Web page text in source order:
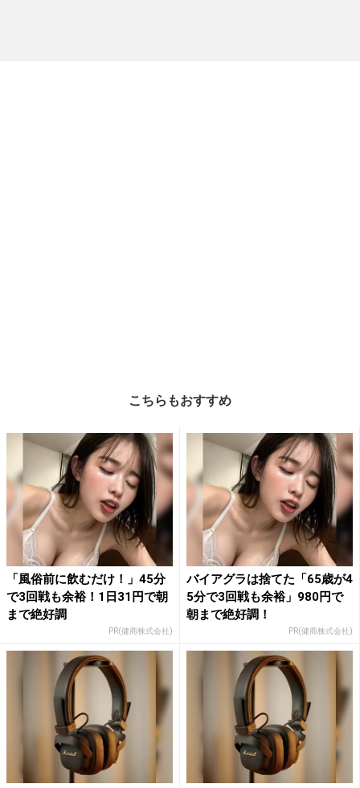
こちらもおすすめ
「風俗前に飲むだけ！」45分
で3回戦も余裕！1日31円で朝
まで絶好調
PR(健商株式会社)
バイアグラは捨てた「65歳が4
5分で3回戦も余裕」980円で
朝まで絶好調！
PR(健商株式会社)